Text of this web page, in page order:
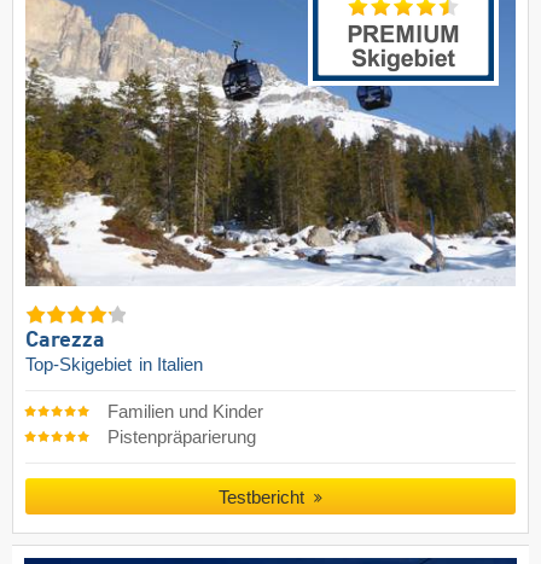
Carezza
Top-Skigebiet in Italien
Familien und Kinder
Pistenpräparierung
Testbericht